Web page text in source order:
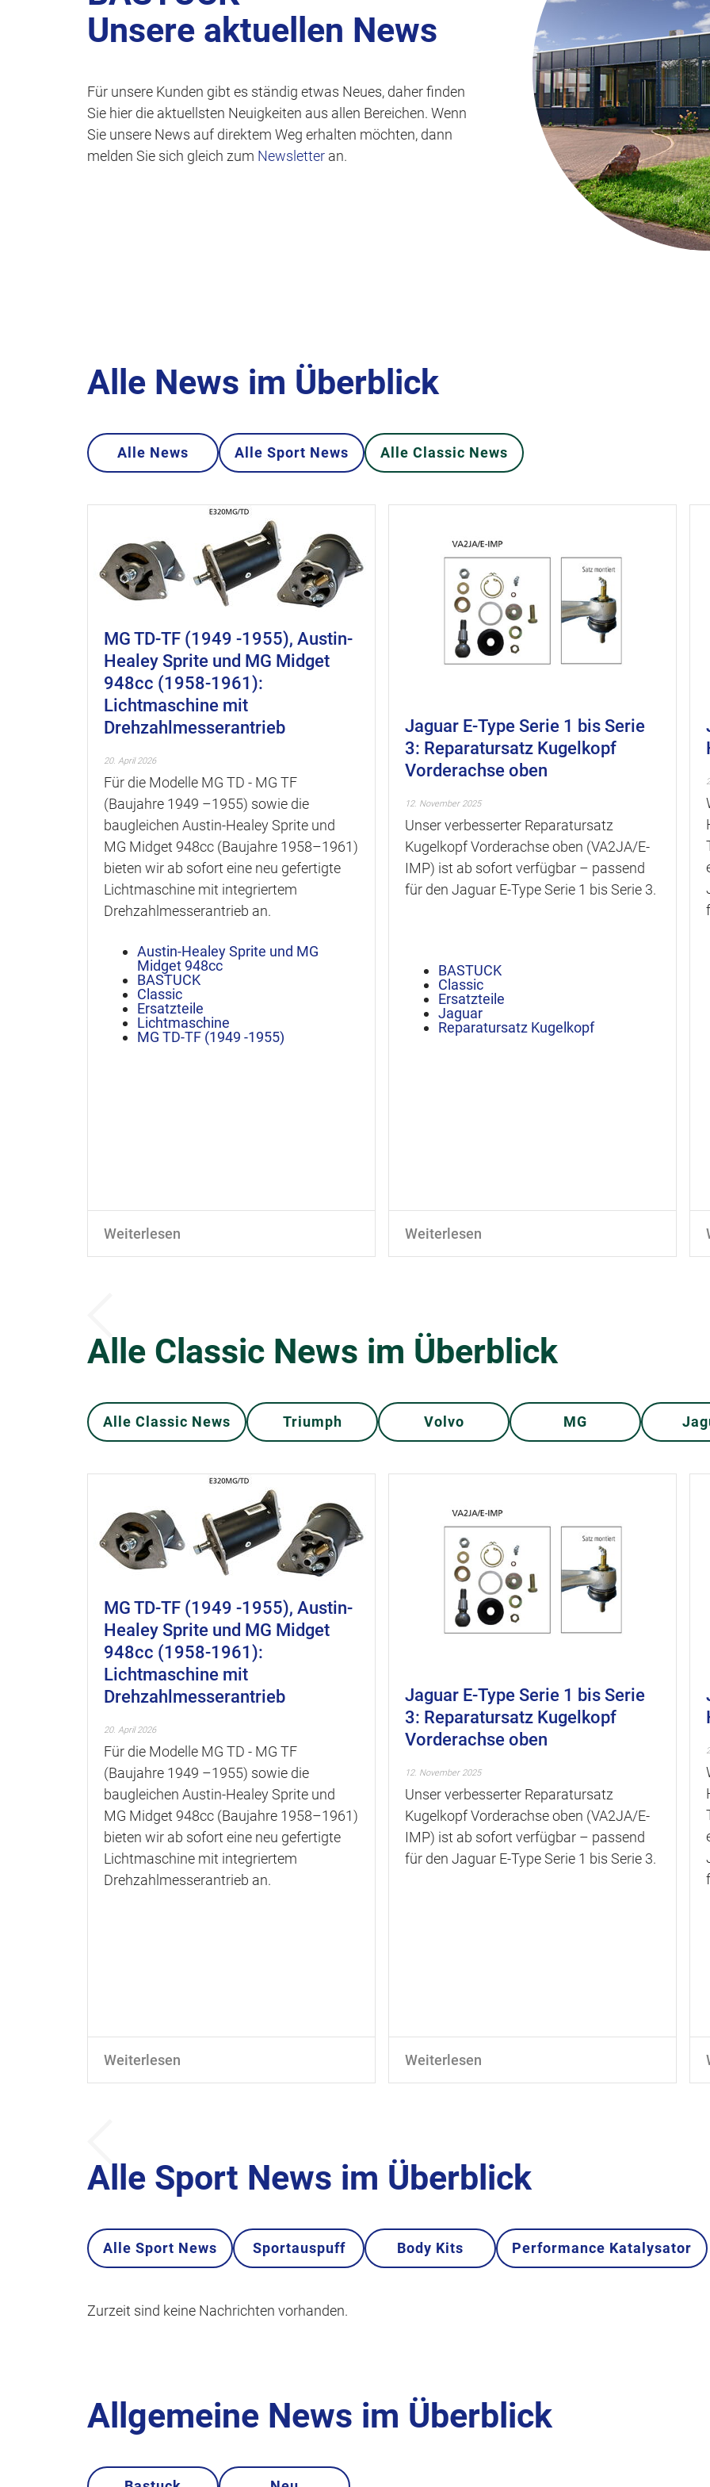
p
n
g
Unsere aktuellen News
Für unsere Kunden gibt es ständig etwas Neues, daher finden
Sie hier die aktuellsten Neuigkeiten aus allen Bereichen. Wenn
Sie unsere News auf direktem Weg erhalten möchten, dann
melden Sie sich gleich zum Newsletter an.
Alle News im Überblick
Alle News Alle Sport News Alle Classic News
MG TD-TF (1949 -1955), Austin-
Healey Sprite und MG Midget
948cc (1958-1961):
Lichtmaschine mit
Drehzahlmesserantrieb
20. April 2026
Für die Modelle MG TD - MG TF
(Baujahre 1949 –1955) sowie die
baugleichen Austin-Healey Sprite und
MG Midget 948cc (Baujahre 1958–1961)
bieten wir ab sofort eine neu gefertigte
Lichtmaschine mit integriertem
Drehzahlmesserantrieb an.
Austin-Healey Sprite und MG
Midget 948cc
BASTUCK
Classic
Ersatzteile
Lichtmaschine
MG TD-TF (1949 -1955)
Weiterlesen
Jaguar E-Type Serie 1 bis Serie
3: Reparatursatz Kugelkopf
Vorderachse oben
12. November 2025
Unser verbesserter Reparatursatz
Kugelkopf Vorderachse oben (VA2JA/E-
IMP) ist ab sofort verfügbar – passend
für den Jaguar E-Type Serie 1 bis Serie 3.
BASTUCK
Classic
Ersatzteile
Jaguar
Reparatursatz Kugelkopf
Weiterlesen
Alle Classic News im Überblick
Alle Classic News Triumph Volvo MG
MG TD-TF (1949 -1955), Austin-
Healey Sprite und MG Midget
948cc (1958-1961):
Lichtmaschine mit
Drehzahlmesserantrieb
20. April 2026
Für die Modelle MG TD - MG TF
(Baujahre 1949 –1955) sowie die
baugleichen Austin-Healey Sprite und
MG Midget 948cc (Baujahre 1958–1961)
bieten wir ab sofort eine neu gefertigte
Lichtmaschine mit integriertem
Drehzahlmesserantrieb an.
Weiterlesen
Jaguar E-Type Serie 1 bis Serie
3: Reparatursatz Kugelkopf
Vorderachse oben
12. November 2025
Unser verbesserter Reparatursatz
Kugelkopf Vorderachse oben (VA2JA/E-
IMP) ist ab sofort verfügbar – passend
für den Jaguar E-Type Serie 1 bis Serie 3.
Weiterlesen
Alle Sport News im Überblick
Alle Sport News Sportauspuff Body Kits Performance Katalysator
Zurzeit sind keine Nachrichten vorhanden.
Allgemeine News im Überblick